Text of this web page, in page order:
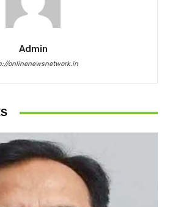
Admin
onlinenewsnetwork.in